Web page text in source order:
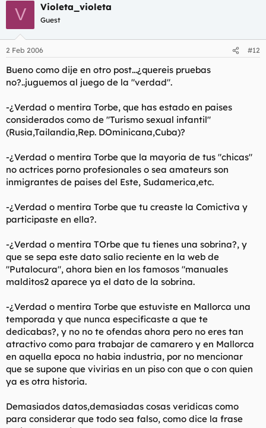
V Violeta_violeta
Guest
2 Feb 2006 #12
Bueno como dije en otro post...¿quereis pruebas
no?..juguemos al juego de la "verdad".
-¿Verdad o mentira Torbe, que has estado en paises
considerados como de "Turismo sexual infantil"
(Rusia,Tailandia,Rep. DOminicana,Cuba)?
-¿Verdad o mentira Torbe que la mayoria de tus "chicas"
no actrices porno profesionales o sea amateurs son
inmigrantes de paises del Este, Sudamerica,etc.
-¿Verdad o mentira Torbe que tu creaste la Comictiva y
participaste en ella?.
-¿Verdad o mentira TOrbe que tu tienes una sobrina?, y
que se sepa este dato salio reciente en la web de
"Putalocura", ahora bien en los famosos "manuales
malditos2 aparece ya el dato de la sobrina.
-¿Verdad o mentira Torbe que estuviste en Mallorca una
temporada y que nunca especificaste a que te
dedicabas?, y no no te ofendas ahora pero no eres tan
atractivo como para trabajar de camarero y en Mallorca
en aquella epoca no habia industria, por no mencionar
que se supone que vivirias en un piso con que o con quien
ya es otra historia.
Demasiados datos,demasiadas cosas veridicas como
para considerar que todo sea falso, como dice la frase